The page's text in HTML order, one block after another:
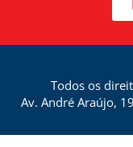
Todos os
Av. André Araújo,